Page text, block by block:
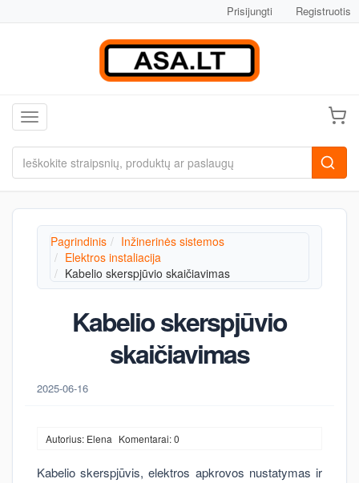
Prisijungti Registruotis
Toggle navigation
Pagrindinis
Inžinerinės sistemos
Elektros instaliacija
Kabelio skerspjūvio skaičiavimas
Kabelio skerspjūvio
skaičiavimas
2025-06-16
Autorius: Elena Komentarai: 0
Kabelio skerspjūvis, elektros apkrovos nustatymas ir